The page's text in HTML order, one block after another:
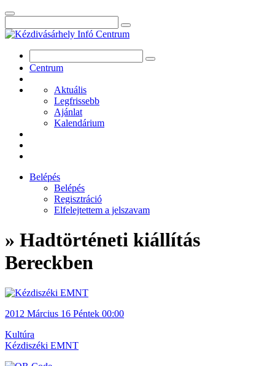
Centrum
Aktuális
Legfrissebb
Ajánlat
Kalendárium
Belépés
Belépés
Regisztráció
Elfelejtettem a jelszavam
» Hadtörténeti kiállítás
Bereckben
2012 Március 16 Péntek 00:00
Kultúra
Kézdiszéki EMNT